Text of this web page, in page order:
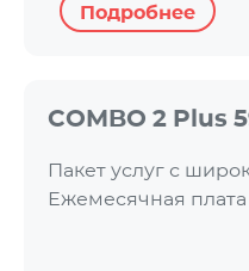
Подробнее
COMBO 2 Plus
Пакет услуг с
Ежемесячная